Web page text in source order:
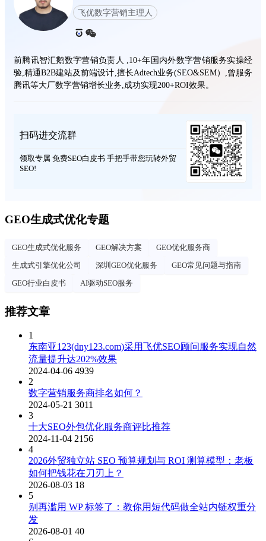
飞优数字营销主理人
前腾讯智汇鹅数字营销负责人 ,10+年国内外数字营销服务实操经
验,精通B2B建站及前端设计,擅长Adtech业务(SEO&SEM）,曾服务
腾讯等大厂数字营销增长业务,成功实现200+ROI效果。
扫码进交流群
领取专属 免费SEO白皮书 手把手带您玩转外贸
SEO!
GEO生成式优化专题
GEO生成式优化服务 GEO解决方案
GEO优化服务商
生成式引擎优化公司
深圳GEO优化服务
GEO常见问题与指南
GEO行业白皮书
AI驱动SEO服务
推荐文章
1
东南亚123(dny123.com)采用飞优SEO顾问服务实现自然
流量提升达202%效果
2024-04-06 4939
2
数字营销服务商排名如何？
2024-05-21 3011
3
十大SEO外包优化服务商评比推荐
2024-11-04 2156
4
2026外贸独立站 SEO 预算规划与 ROI 测算模型：老板
如何把钱花在刀刃上？
2026-08-03 18
5
别再滥用 WP 标签了：教你用短代码做全站内链权重分
发
2026-08-01 40